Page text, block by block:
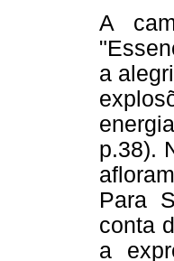
A
a
p.38).
Para
conta
a